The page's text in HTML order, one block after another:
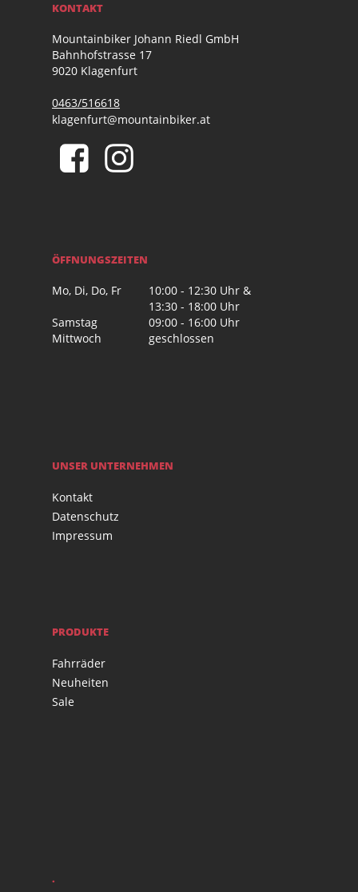
KONTAKT
Mountainbiker Johann Riedl GmbH
Bahnhofstrasse 17
9020 Klagenfurt
0463/516618
klagenfurt@mountainbiker.at
ÖFFNUNGSZEITEN
Mo, Di, Do, Fr
10:00 - 12:30 Uhr &
13:30 - 18:00 Uhr
Samstag
09:00 - 16:00 Uhr
Mittwoch
geschlossen
UNSER UNTERNEHMEN
Kontakt
Datenschutz
Impressum
PRODUKTE
Fahrräder
Neuheiten
Sale
.